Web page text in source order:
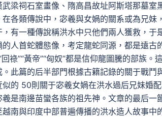
武梁祠石室畫像、隋高昌故址阿斯塔那墓
在各類傳說中，宓羲與女媧的關系或為兄
，有一種傳說稱洪水中只他們兩人獲救，
的人首蛇體態像，考定龍蛇同源，都是遠
回祿”“黃帝”“匈奴”都是信仰龍圖騰的部族
。此篇的后半部門根據古籍記錄的關于戰
似的 50則關于宓羲女媧在洪水過后兄妹婚
是南邊苗蠻各族的祖先神。文章的最后一
越南與印度中部普遍傳播的洪水造人故事